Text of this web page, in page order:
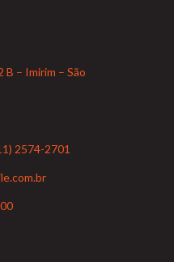
B – Imirim – São
2574-2701